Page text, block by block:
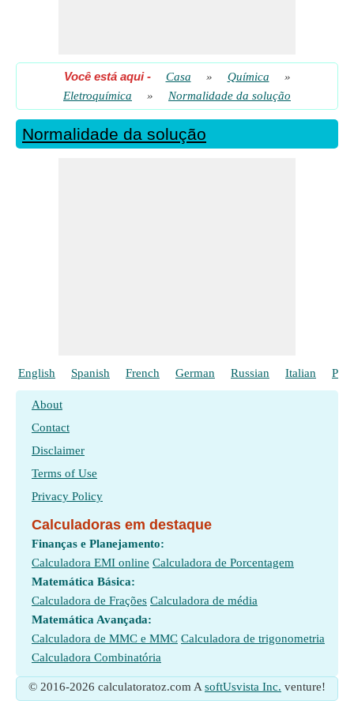
Você está aqui- Casa » Química
»
Eletroquímica
» Normalidade da solução
Normalidade da solução
English Spanish French German Russian Italian
About
Contact
Disclaimer
Terms of Use
Privacy Policy
Calculadoras em destaque
Finanças e Planejamento:
Calculadora EMI online Calculadora de Porcentagem
Matemática Básica:
Calculadora de Frações Calculadora de média
Matemática Avançada:
Calculadora de MMC e MMC Calculadora de trigonometria
Calculadora Combinatória
© 2016-2026 calculatoratoz.com A softUsvista Inc. venture!